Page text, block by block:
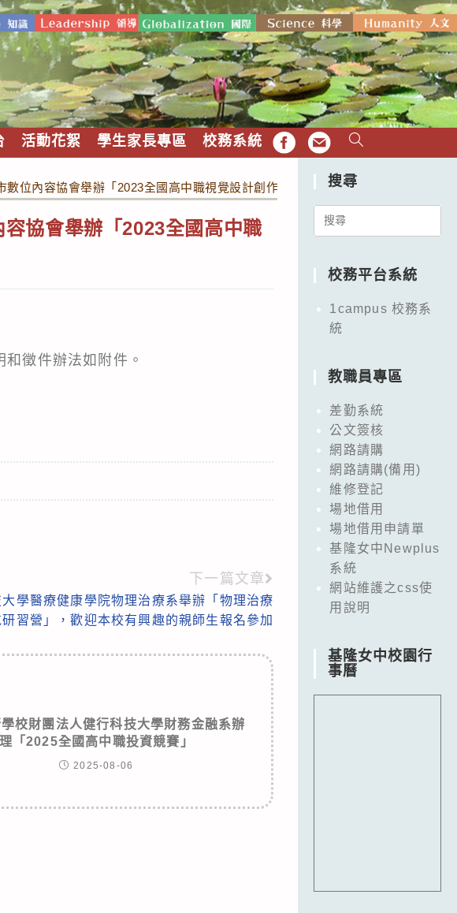
活動花絮 學生家長專區 校務系統 FB EMAIL
位內容協會舉辦「2023全國高中職視覺設計創作聯展」
協會舉辦「2023全國高中職
徵件辦法如附件。
下一篇文章
大學醫療健康學院物理治療系舉辦「物理治療
習營」，歡迎本校有興趣的親師生報名參加
校財團法人健行科技大學財務金融系辦
理「2025全國高中職投資競賽」
2025-08-06
搜尋
Search
校務平台系統
1campus 校務系
統
教職員專區
差勤系統
公文簽核
網路請購
網路請購(備用)
維修登記
場地借用
場地借用申請單
基隆女中Newplus
系統
網站維護之css使
用說明
基隆女中校園行
事曆